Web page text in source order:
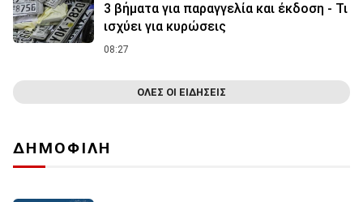
3 βήματα για παραγγελία και έκδοση - Τι
ισχύει για κυρώσεις
08:27
ΟΛΕΣ ΟΙ ΕΙΔΗΣΕΙΣ
ΔΗΜΟΦΙΛΗ